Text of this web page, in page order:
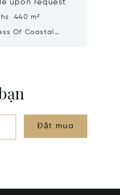
upon request
440 m²
Of Coastal
Đặt mua